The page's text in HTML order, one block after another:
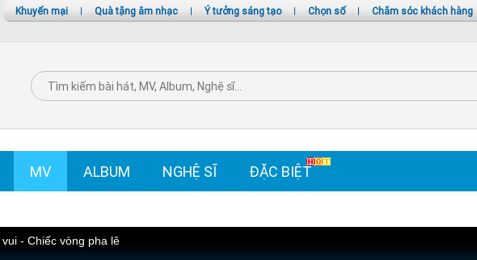
Khuyến mại | Quà tặng âm nhạc | Ý tưởng sáng tạo | Chọn số | Chăm sóc khách hàng
MV ALBUM NGHỆ SĨ ĐẶC BIỆT
- Chiếc vòng pha lê